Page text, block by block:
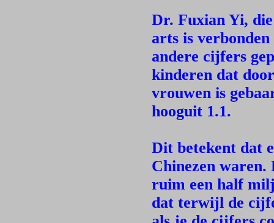
Dr. Fuxian Yi,
arts is
andere cijfers
kinderen dat
vrouwen is
hooguit 1.1.
Dit betekent dat
Chinezen waren.
ruim een half
dat terwijl de